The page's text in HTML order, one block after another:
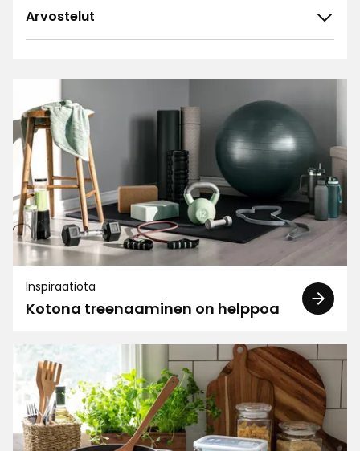
Arvostelut
4.8
10 arvostelua
3 ☆
☆
Lajittele
Suodata
Arvostelut (10)
Heléne
AO Agneta O
2 viikkoa sitten
Inspiraatiota
Kotona treenaaminen on helppoa